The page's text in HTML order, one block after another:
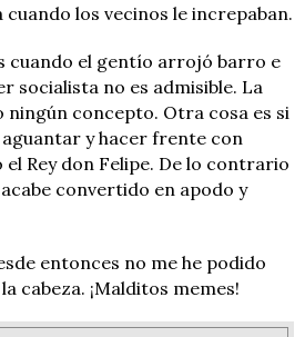
los vecinos le increpaban.
cuando el gentío arrojó barro e
socialista no es admisible. La
ningún concepto. Otra cosa es si
aguantar y hacer frente con
Rey don Felipe. De lo contrario
convertido en apodo y
entonces no me he podido
cabeza. ¡Malditos memes!